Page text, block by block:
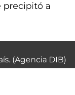
precipitó a
(Agencia DIB)